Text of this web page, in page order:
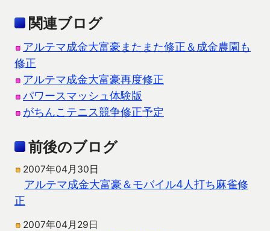
関連ブログ
アルテマ成金大富豪またまた修正＆成金農園も
修正
アルテマ成金大富豪再度修正
パワースマッシュ体験版
がちんこテニス競争修正予定
前後のブログ
2007年04月30日
アルテマ成金大富豪＆モバイル4人打ち麻雀修
正
2007年04月29日